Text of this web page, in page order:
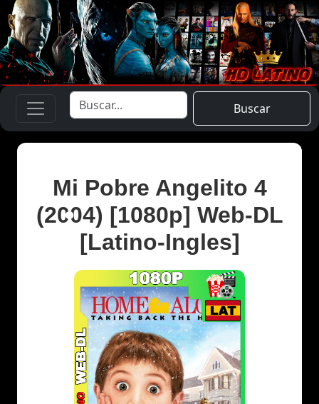
Buscar
Mi Pobre Angelito 4
(2004) [1080p] Web-DL
[Latino-Ingles]